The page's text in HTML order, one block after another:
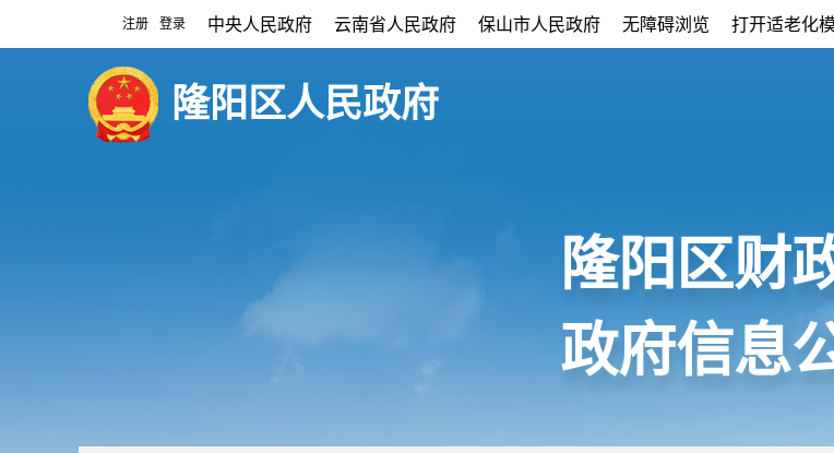
注册 登录 中央人民政府 云南省人民政府 保山市人民政府 无障碍浏览 打开适老化
隆阳区人民政府
隆阳区财
政府信息